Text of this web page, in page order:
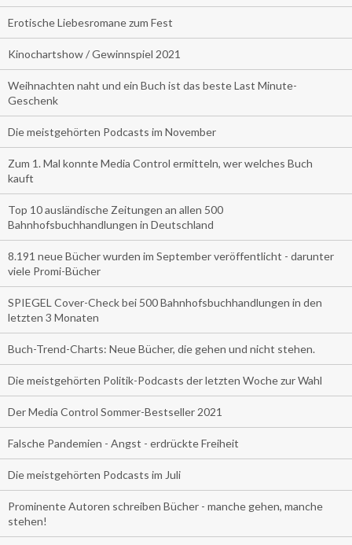
Erotische Liebesromane zum Fest
Kinochartshow / Gewinnspiel 2021
Weihnachten naht und ein Buch ist das beste Last Minute-
Geschenk
Die meistgehörten Podcasts im November
Zum 1. Mal konnte Media Control ermitteln, wer welches Buch
kauft
Top 10 ausländische Zeitungen an allen 500
Bahnhofsbuchhandlungen in Deutschland
8.191 neue Bücher wurden im September veröffentlicht - darunter
viele Promi-Bücher
SPIEGEL Cover-Check bei 500 Bahnhofsbuchhandlungen in den
letzten 3 Monaten
Buch-Trend-Charts: Neue Bücher, die gehen und nicht stehen.
Die meistgehörten Politik-Podcasts der letzten Woche zur Wahl
Der Media Control Sommer-Bestseller 2021
Falsche Pandemien - Angst - erdrückte Freiheit
Die meistgehörten Podcasts im Juli
Prominente Autoren schreiben Bücher - manche gehen, manche
stehen!